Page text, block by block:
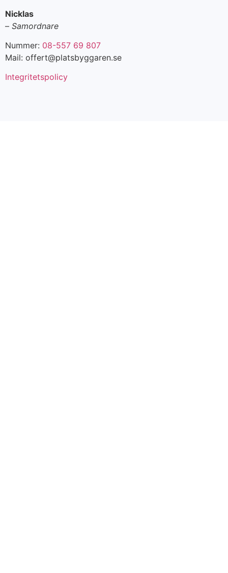
Nicklas
– Samordnare
Nummer: 08-557 69 807
Mail: offert@platsbyggaren.se
Integritetspolicy